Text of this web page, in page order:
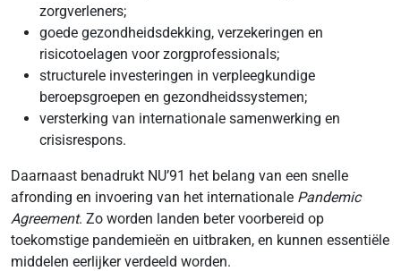
zorgverleners;
goede gezondheidsdekking, verzekeringen en
risicotoelagen voor zorgprofessionals;
structurele investeringen in verpleegkundige
beroepsgroepen en gezondheidssystemen;
versterking van internationale samenwerking en
crisisrespons.
Daarnaast benadrukt NU’91 het belang van een snelle
afronding en invoering van het internationale Pandemic
Agreement. Zo worden landen beter voorbereid op
toekomstige pandemieën en uitbraken, en kunnen essentiële
middelen eerlijker verdeeld worden.